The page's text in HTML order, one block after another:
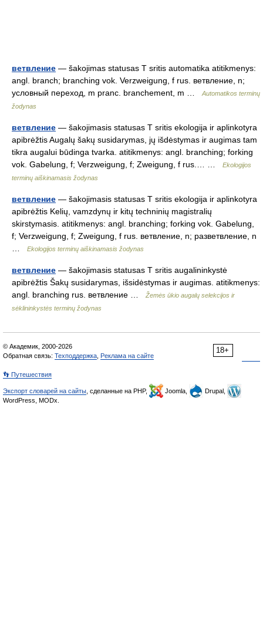
ветвление — šakojimas statusas T sritis automatika atitikmenys:
angl. branch; branching vok. Verzweigung, f rus. ветвление, n;
условный переход, m pranc. branchement, m …
Automatikos terminų
žodynas
ветвление — šakojimasis statusas T sritis ekologija ir aplinkotyra
apibrėžtis Augalų šakų susidarymas, jų išdėstymas ir augimas tam
tikra augalui būdinga tvarka. atitikmenys: angl. branching; forking
vok. Gabelung, f; Verzweigung, f; Zweigung, f rus.… …
Ekologijos
terminų aiškinamasis žodynas
ветвление — šakojimasis statusas T sritis ekologija ir aplinkotyra
apibrėžtis Kelių, vamzdynų ir kitų techninių magistralių
skirstymasis. atitikmenys: angl. branching; forking vok. Gabelung,
f; Verzweigung, f; Zweigung, f rus. ветвление, n; разветвление, n
Ekologijos terminų aiškinamasis žodynas
ветвление — šakojimasis statusas T sritis augalininkystė
apibrėžtis Šakų susidarymas, išsidėstymas ir augimas. atitikmenys:
angl. branching rus. ветвление …
Žemės ūkio augalų selekcijos ir
sėklininkystės terminų žodynas
18+
© Академик, 2000-2026
Обратная связь: Техподдержка Реклама на сайте
👣 Путешествия
Экспорт словарей на сайты , сделанные на PHP, Joomla,
Drupal,
WordPress, MODx.